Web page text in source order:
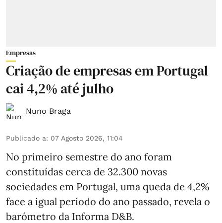
Empresas
Criação de empresas em Portugal
cai 4,2% até julho
Nuno Braga
Publicado a: 07 Agosto 2026, 11:04
No primeiro semestre do ano foram
constituídas cerca de 32.300 novas
sociedades em Portugal, uma queda de 4,2%
face a igual período do ano passado, revela o
barómetro da Informa D&B.